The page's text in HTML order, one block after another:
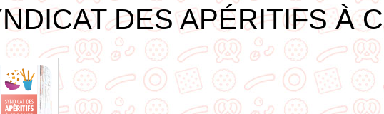
DES APÉRITIFS À